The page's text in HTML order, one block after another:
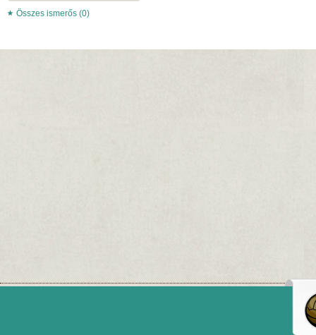
Összes ismerős (0)